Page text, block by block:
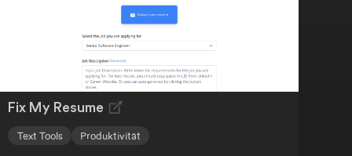
Fix My Resume
Text Tools Produktivität